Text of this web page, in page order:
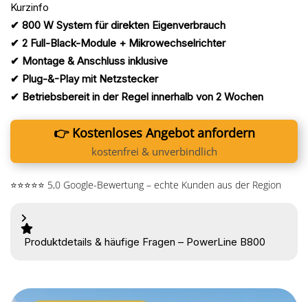
Kurzinfo
✔ 800 W System für direkten Eigenverbrauch
✔ 2 Full-Black-Module + Mikrowechselrichter
✔ Montage & Anschluss inklusive
✔ Plug-&-Play mit Netzstecker
✔ Betriebsbereit in der Regel innerhalb von 2 Wochen
👉 Kostenloses Angebot anfordern
kostenfrei & unverbindlich
⭐⭐⭐⭐⭐ 5,0 Google-Bewertung – echte Kunden aus der Region
Produktdetails & häufige Fragen – PowerLine B800